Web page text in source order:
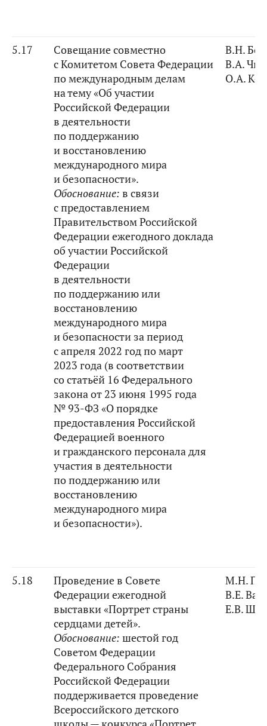
5.17
Совещание совместно
с Комитетом Совета Федерации
по международным делам
на тему «Об участии
Российской Федерации
в деятельности
по поддержанию
и восстановлению
международного мира
и безопасности».
Обоснование: в связи
с предоставлением
Правительством Российской
Федерации ежегодного доклада
об участии Российской
Федерации
в деятельности
по поддержанию или
восстановлению
международного мира
и безопасности за период
с апреля 2022 год по март
2023 года (в соответствии
со статьёй 16 Федерального
закона от 23 июня 1995 года
№ 93-ФЗ «О порядке
предоставления Российской
Федерацией военного
и гражданского персонала для
участия в деятельности
по поддержанию или
восстановлению
международного мира
и безопасности»).
В.Н.
В.А.
О.А.
5.18
Проведение в Совете
Федерации ежегодной
выставки «Портрет страны
сердцами детей».
Обоснование: шестой год
Советом Федерации
Федерального Собрания
Российской Федерации
поддерживается проведение
Всероссийского детского
М.Н.
В.Е.
Е.В.